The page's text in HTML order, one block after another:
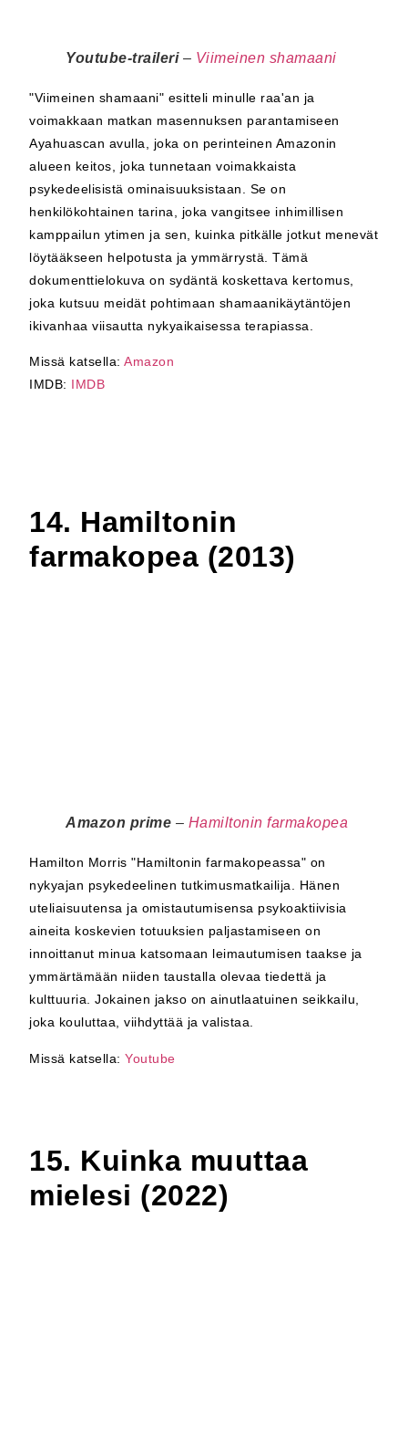
Youtube-traileri– Viimeinen shamaani
"Viimeinen shamaani" esitteli minulle raa'an ja
voimakkaan matkan masennuksen parantamiseen
Ayahuascan avulla, joka on perinteinen Amazonin
alueen keitos, joka tunnetaan voimakkaista
psykedeelisistä ominaisuuksistaan. Se on
henkilökohtainen tarina, joka vangitsee inhimillisen
kamppailun ytimen ja sen, kuinka pitkälle jotkut menevät
löytääkseen helpotusta ja ymmärrystä. Tämä
dokumenttielokuva on sydäntä koskettava kertomus,
joka kutsuu meidät pohtimaan shamaanikäytäntöjen
ikivanhaa viisautta nykyaikaisessa terapiassa.
Missä katsella:Amazon
IMDB: IMDB
14. Hamiltonin
farmakopea (2013)
Amazon prime – Hamiltonin farmakopea
Hamilton Morris "Hamiltonin farmakopeassa" on
nykyajan psykedeelinen tutkimusmatkailija. Hänen
uteliaisuutensa ja omistautumisensa psykoaktiivisia
aineita koskevien totuuksien paljastamiseen on
innoittanut minua katsomaan leimautumisen taakse ja
ymmärtämään niiden taustalla olevaa tiedettä ja
kulttuuria. Jokainen jakso on ainutlaatuinen seikkailu,
joka kouluttaa, viihdyttää ja valistaa.
Missä katsella:Youtube
15. Kuinka muuttaa
mielesi (2022)